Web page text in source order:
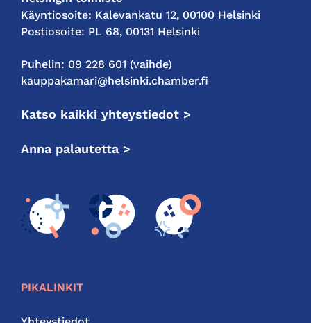
Käyntiosoite: Kalevankatu 12, 00100 Helsinki
Postiosoite: PL 68, 00131 Helsinki
Puhelin: 09 228 601 (vaihde)
kauppakamari@helsinki.chamber.fi
Katso kaikki yhteystiedot >
Anna palautetta >
PIKALINKIT